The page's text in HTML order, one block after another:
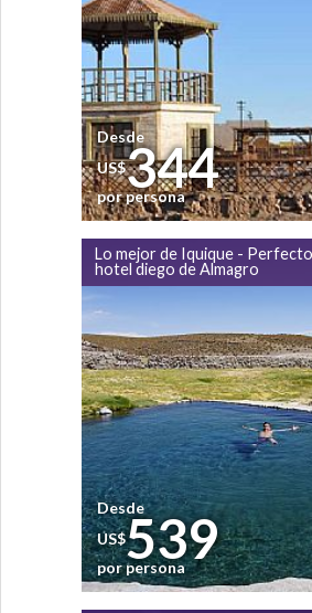
Desde
US$344
por persona
Lo mejor de Iquique -
hotel diego de Almagro
Desde
US$539
por persona